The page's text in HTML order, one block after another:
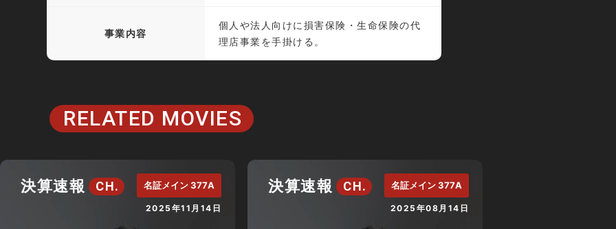
事業内容
個人や法人向けに損害保険・生命保険の代
理店事業を手掛ける。
RELATED MOVIES
決算速報 CH. 名証メイン 377A
2025年11月14日
決算速報 CH. 名証メイン 377A
2025年08月14日